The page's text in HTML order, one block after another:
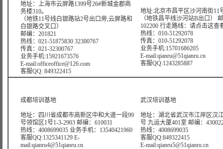
地址：上海市云屏路1399号26#新城金郡商
务楼310。
（地铁11号线白银路站2号出口旁,云屏路和
白银路交叉口）
邮编：201821
热线：021-51875830 32300767
传真：021-32300767
业务手机:15921673576
E-mail:officeoffice@126.com
客服QQ: 849322415
地址:北京市昌平区沙河南街11
（地铁昌平线沙河站B出口）
102200 行走路线： 请点击这查
热线：010-51292078
传真：010-51292078
业务手机:15701686205
E-mail:qianru@51qianru.cn
客服QQ:1243285887
成都培训基地
地址：四川省成都市高新区中和大道一段99
号领馆区1号1-3-2903 邮编：610031
热线：4008699035 业务手机：13540421960
客服QQ:1325341129 E-
mail:qianru4@51qianru.cn
武汉培训基地
地址：湖北省武汉市江岸区汉
号 九运大厦401室 邮编：
热线：4008699035
客服QQ:849322415
E-mail:qianru5@51qianru.cn